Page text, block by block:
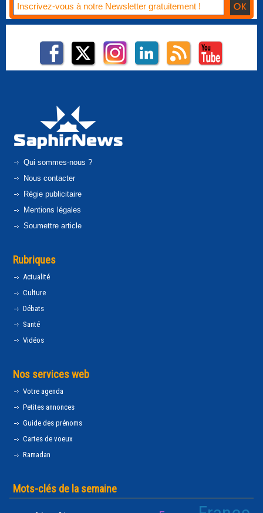
Qui sommes-nous ?
Nous contacter
Régie publicitaire
Mentions légales
Soumettre article
Rubriques
Actualité
Culture
Débats
Santé
Vidéos
Nos services web
Votre agenda
Petites annonces
Guide des prénoms
Cartes de voeux
Ramadan
Mots-clés de la semaine